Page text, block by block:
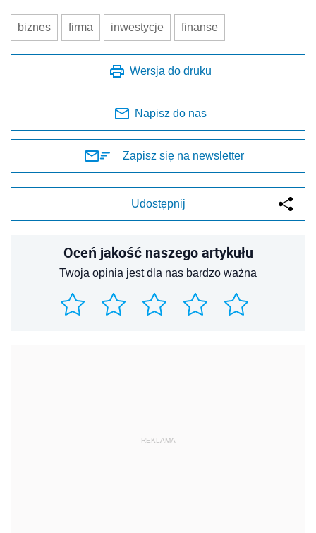
biznes firma inwestycje finanse
Wersja do druku
Napisz do nas
Zapisz się na newsletter
Udostępnij
Oceń jakość naszego artykułu
Twoja opinia jest dla nas bardzo ważna
REKLAMA